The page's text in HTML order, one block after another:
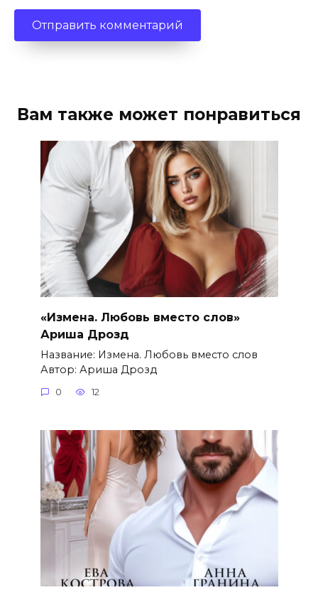
Вам также может понравиться
«Измена. Любовь вместо слов»
Ариша Дрозд
Название: Измена. Любовь вместо слов
Автор: Ариша Дрозд
0 12